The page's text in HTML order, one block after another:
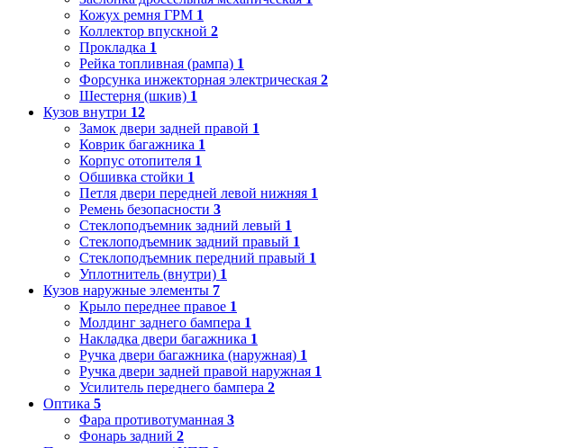
Кожух ремня ГРМ 1
Коллектор впускной 2
Прокладка 1
Рейка топливная (рампа) 1
Форсунка инжекторная электрическая 2
Шестерня (шкив) 1
Кузов внутри 12
Замок двери задней правой 1
Коврик багажника 1
Корпус отопителя 1
Обшивка стойки 1
Петля двери передней левой нижняя 1
Ремень безопасности 3
Стеклоподъемник задний левый 1
Стеклоподъемник задний правый 1
Стеклоподъемник передний правый 1
Уплотнитель (внутри) 1
Кузов наружные элементы 7
Крыло переднее правое 1
Молдинг заднего бампера 1
Накладка двери багажника 1
Ручка двери багажника (наружная) 1
Ручка двери задней правой наружная 1
Усилитель переднего бампера 2
Оптика 5
Фара противотуманная 3
Фонарь задний 2